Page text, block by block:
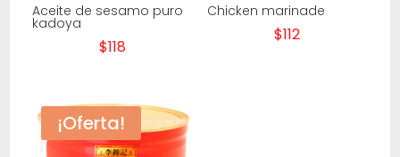
Aceite de sesamo puro
kadoya
$118
Chicken marinade
$112
¡Oferta!